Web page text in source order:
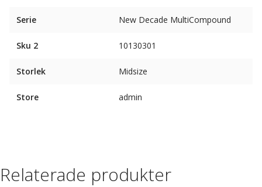
Serie New Decade MultiCompound
Sku 2 10130301
Storlek Midsize
Store admin
Relaterade produkter